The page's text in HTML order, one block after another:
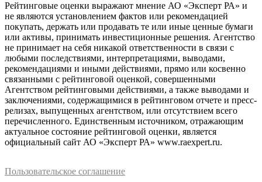
Рейтинговые оценки выражают мнение АО «Эксперт РА» и
не являются установлением фактов или рекомендацией
покупать, держать или продавать те или иные ценные бумаги
или активы, принимать инвестиционные решения. Агентство
не принимает на себя никакой ответственности в связи с
любыми последствиями, интерпретациями, выводами,
рекомендациями и иными действиями, прямо или косвенно
связанными с рейтинговой оценкой, совершенными
Агентством рейтинговыми действиями, а также выводами и
заключениями, содержащимися в рейтинговом отчете и пресс-
релизах, выпущенных агентством, или отсутствием всего
перечисленного. Единственным источником, отражающим
актуальное состояние рейтинговой оценки, является
официальный сайт АО «Эксперт РА» www.raexpert.ru.
Пользовательское соглашение